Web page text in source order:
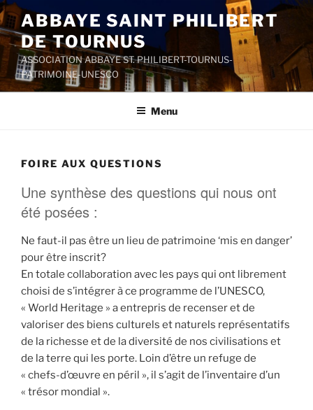
Aller
au
contenu
principal
ABBAYE SAINT PHILIBERT
DE TOURNUS
ASSOCIATION ABBAYE ST. PHILIBERT-TOURNUS-
PATRIMOINE-UNESCO
Menu
FOIRE AUX QUESTIONS
Une synthèse des questions qui nous ont
été posées :
Ne faut-il pas être un lieu de patrimoine ‘mis en danger’
pour être inscrit?
En totale collaboration avec les pays qui ont librement
choisi de s’intégrer à ce programme de l’UNESCO,
« World Heritage » a entrepris de recenser et de
valoriser des biens culturels et naturels représentatifs
de la richesse et de la diversité de nos civilisations et
de la terre qui les porte. Loin d’être un refuge de
« chefs-d’œuvre en péril », il s’agit de l’inventaire d’un
« trésor mondial ».